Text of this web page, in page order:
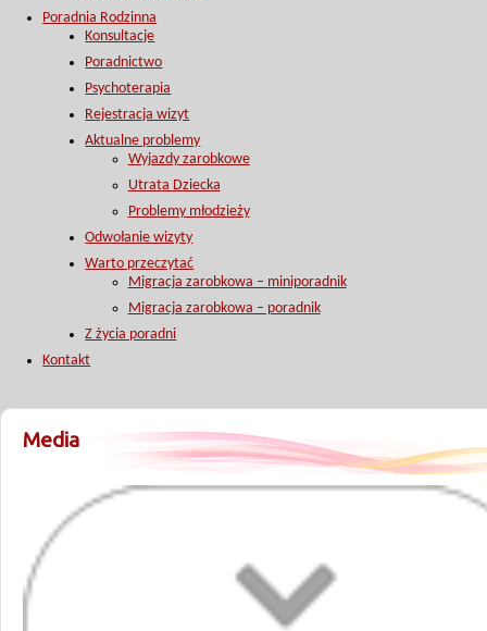
Poradnia Rodzinna
Konsultacje
Poradnictwo
Psychoterapia
Rejestracja wizyt
Aktualne problemy
Wyjazdy zarobkowe
Utrata Dziecka
Problemy młodzieży
Odwołanie wizyty
Warto przeczytać
Migracja zarobkowa – miniporadnik
Migracja zarobkowa – poradnik
Z życia poradni
Kontakt
Media